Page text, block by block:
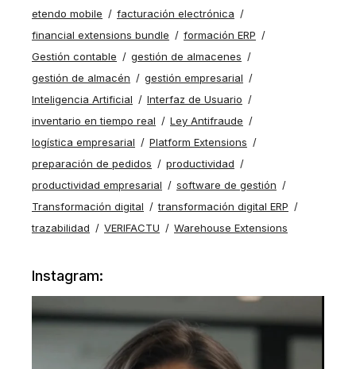
etendo mobile
facturación electrónica
financial extensions bundle
formación ERP
Gestión contable
gestión de almacenes
gestión de almacén
gestión empresarial
Inteligencia Artificial
Interfaz de Usuario
inventario en tiempo real
Ley Antifraude
logística empresarial
Platform Extensions
preparación de pedidos
productividad
productividad empresarial
software de gestión
Transformación digital
transformación digital ERP
trazabilidad
VERIFACTU Warehouse Extensions
Instagram: